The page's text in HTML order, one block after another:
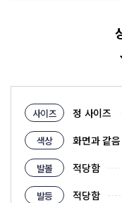
사이즈 정 사이즈
색상 화면과 같음
발볼 적당함
발등 적당함